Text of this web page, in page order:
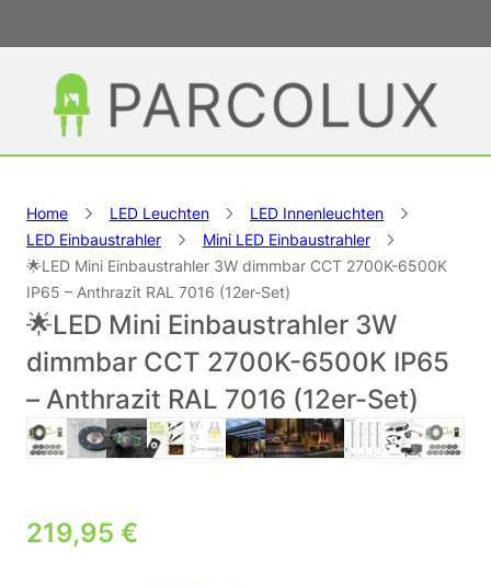
Home LED Leuchten
LED Innenleuchten
LED Einbaustrahler
Mini LED Einbaustrahler
🌟LED Mini Einbaustrahler 3W dimmbar CCT 2700K-6500K
IP65 – Anthrazit RAL 7016 (12er-Set)
🌟LED Mini Einbaustrahler 3W
dimmbar CCT 2700K-6500K IP65
– Anthrazit RAL 7016 (12er-Set)
219,95 €